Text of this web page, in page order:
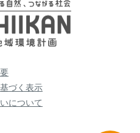
づく表示
について